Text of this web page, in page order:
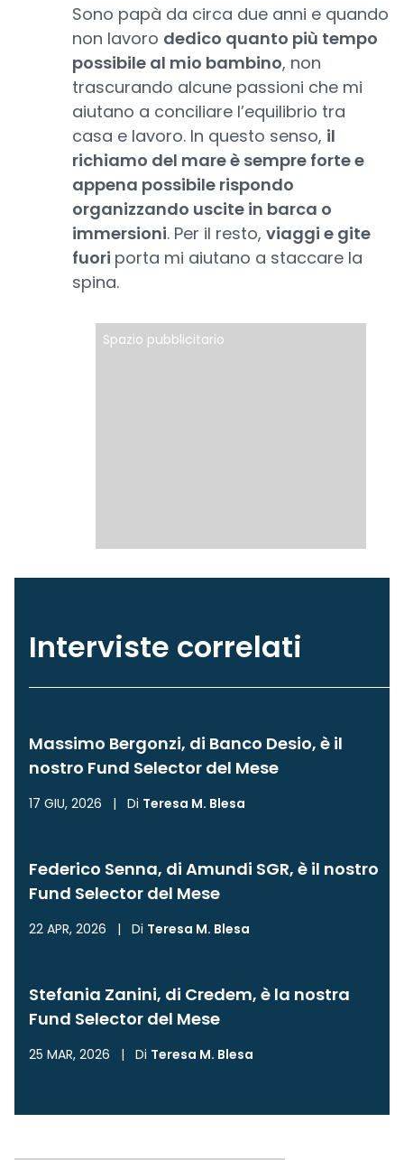
Sono papà da circa due anni e quando
non lavoro dedico quanto più tempo
possibile al mio bambino, non
trascurando alcune passioni che mi
aiutano a conciliare l’equilibrio tra
casa e lavoro. In questo senso, il
richiamo del mare è sempre forte e
appena possibile rispondo
organizzando uscite in barca o
immersioni. Per il resto, viaggi e gite
fuori porta mi aiutano a staccare la
spina.
Spazio pubblicitario
Interviste correlati
Massimo Bergonzi, di Banco Desio, è il
nostro Fund Selector del Mese
17 GIU, 2026 | Di Teresa M. Blesa
Federico Senna, di Amundi SGR, è il nostro
Fund Selector del Mese
22 APR, 2026 | Di Teresa M. Blesa
Stefania Zanini, di Credem, è la nostra
Fund Selector del Mese
25 MAR, 2026 | Di Teresa M. Blesa